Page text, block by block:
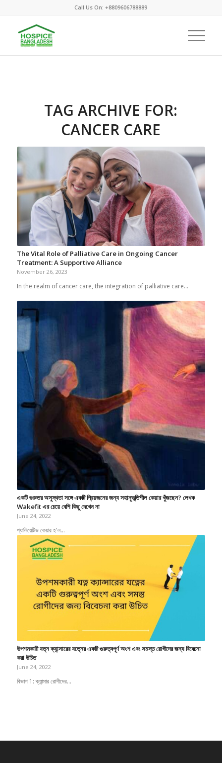
Call Us On: +8809606788889
TAG ARCHIVE FOR:
CANCER CARE
The Vital Role of Palliative Care in Ongoing Cancer
Treatment: A Supportive Alliance
November 26, 2023
In the realm of cancer care, the integration of palliative care…
একটি গুরুতর অসুস্থতা সঙ্গে একটি প্রিয়জনের জন্য সহানুভূতিশীল কেয়ার খুঁজছেন? লেখক
Wakefit এর চেয়ে বেশি কিছু দেখেন না
June 24, 2022
প্যালিয়েটিভ কেয়ার হ'ল…
উপশমকারী যত্ন ক্যান্সারের যত্নের একটি গুরুত্বপূর্ণ অংশ এবং সমস্ত রোগীদের জন্য বিবেচনা
করা উচিত
June 24, 2022
বিভাগ 1: ক্যান্সার রোগীদের…